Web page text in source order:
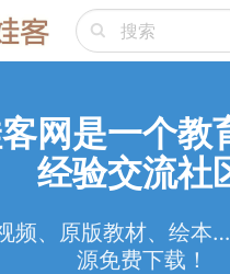
网是一个教
经验交流社
频、原版教材、绘本
源免费下载！